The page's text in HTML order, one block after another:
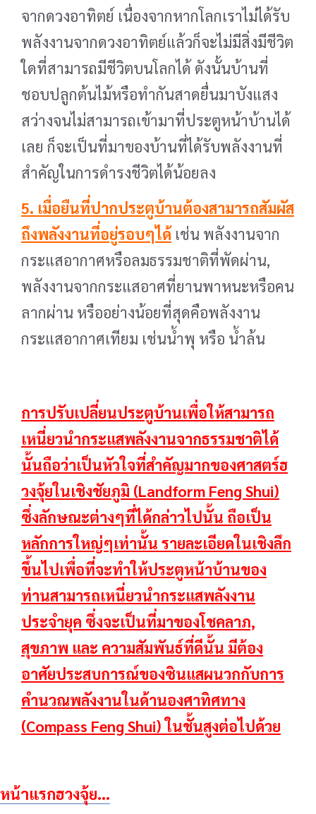
จากดวงอาทิตย์ เนื่องจากหากโลกเราไม่ได้รับ
พลังงานจากดวงอาทิตย์แล้วก็จะไม่มีสิ่งมีชีวิต
ใดที่สามารถมีชีวิตบนโลกได้ ดังนั้นบ้านที่
ชอบปลูกต้นไม้หรือทำกันสาดยื่นมาบังแสง
สว่างจนไม่สามารถเข้ามาที่ประตูหน้าบ้านได้
เลย ก็จะเป็นที่มาของบ้านที่ได้รับพลังงานที่
สำคัญในการดำรงชีวิตได้น้อยลง
5. เมื่อยืนที่ปากประตูบ้านต้องสามารถสัมผัส
ถึงพลังงานที่อยู่รอบๆได้ เช่น พลังงานจาก
กระแสอากาศหรือลมธรรมชาติที่พัดผ่าน,
พลังงานจากกระแสอาศที่ยานพาหนะหรือคน
ลากผ่าน หรืออย่างน้อยที่สุดคือพลังงาน
กระแสอากาศเทียม เช่นน้ำพุ หรือ น้ำล้น
การปรับเปลี่ยนประตูบ้านเพื่อให้สามารถ
เหนี่ยวนำกระแสพลังงานจากธรรมชาติได้
นั้นถือว่าเป็นหัวใจที่สำคัญมากของศาสตร์ฮ
วงจุ้ยในเชิงชัยภูมิ (Landform Feng Shui)
ซึ่งลักษณะต่างๆที่ได้กล่าวไปนั้น ถือเป็น
หลักการใหญ่ๆเท่านั้น รายละเอียดในเชิงลึก
ขึ้นไปเพื่อที่จะทำให้ประตูหน้าบ้านของ
ท่านสามารถเหนี่ยวนำกระแสพลังงาน
ประจำยุค ซึ่งจะเป็นที่มาของโชคลาภ,
สุขภาพ และ ความสัมพันธ์ที่ดีนั้น มีต้อง
อาศัยประสบการณ์ของซินแสผนวกกับการ
คำนวณพลังงานในด้านองศาทิศทาง
(Compass Feng Shui) ในชั้นสูงต่อไปด้วย
หน้าแรกฮวงจุ้ย...